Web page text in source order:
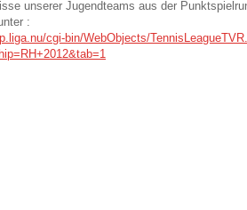
unserer Jugendteams aus der
:
cgi-bin/WebObjects/